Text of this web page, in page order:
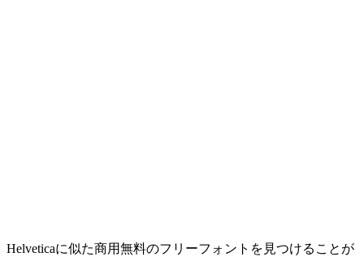
Helveticaに似た商用無料のフリーフォントを見つけることが